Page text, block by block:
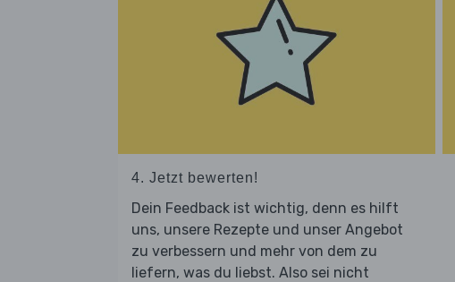
4. Jetzt bewerten!
Dein Feedback ist wichtig, denn es hilft
uns, unsere Rezepte und unser Angebot
zu verbessern und mehr von dem zu
liefern, was du liebst. Also sei nicht